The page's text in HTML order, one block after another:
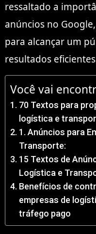
ressaltado a
anúncios no
para alcançar um
resultados
Você vai
70 Textos para
logística e
1. Anúncios para
Transporte:
15 Textos de
Logística e
Benefícios de
empresas de
tráfego pago